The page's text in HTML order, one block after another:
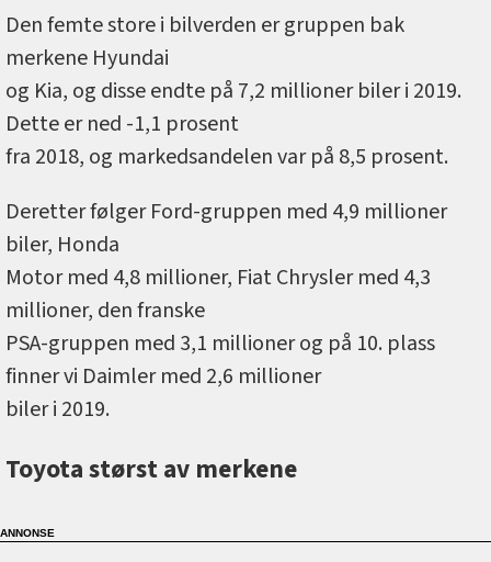
Den femte store i bilverden er gruppen bak
merkene Hyundai
og Kia, og disse endte på 7,2 millioner biler i 2019.
Dette er ned -1,1 prosent
fra 2018, og markedsandelen var på 8,5 prosent.
Deretter følger Ford-gruppen med 4,9 millioner
biler, Honda
Motor med 4,8 millioner, Fiat Chrysler med 4,3
millioner, den franske
PSA-gruppen med 3,1 millioner og på 10. plass
finner vi Daimler med 2,6 millioner
biler i 2019.
Toyota størst av merkene